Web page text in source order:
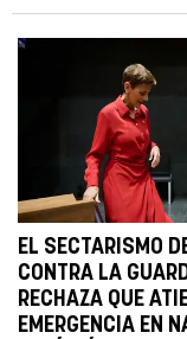
EL SECTARISMO
CONTRA LA
RECHAZA QUE
EMERGENCIA EN